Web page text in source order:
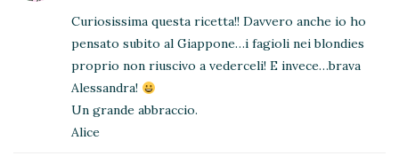
Curiosissima questa ricetta!! Davvero anche io ho
pensato subito al Giappone…i fagioli nei blondies
proprio non riuscivo a vederceli! E invece…brava
Alessandra!
Un grande abbraccio.
Alice